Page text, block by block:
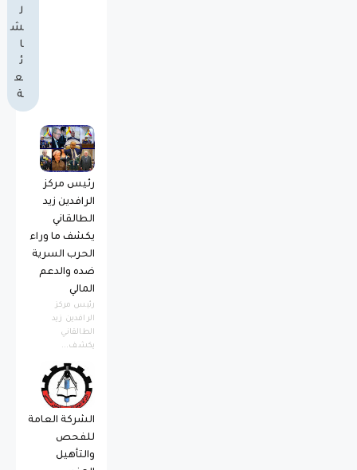
ل
ش
ا
ئ
ع
ة
رئيس مركز
الرافدين زيد
الطالقاني
يكشف ما وراء
الحرب السرية
ضده والدعم
المالي
رئيس مركز
الرافدين زيد
الطالقاني
يكشف...
الشركة العامة
للفحص
والتأهيل